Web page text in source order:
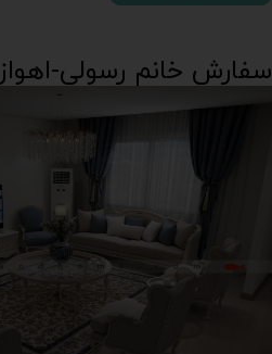
سفارش خانم رسولی-اهواز